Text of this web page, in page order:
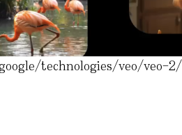
technologies/veo/veo-2/